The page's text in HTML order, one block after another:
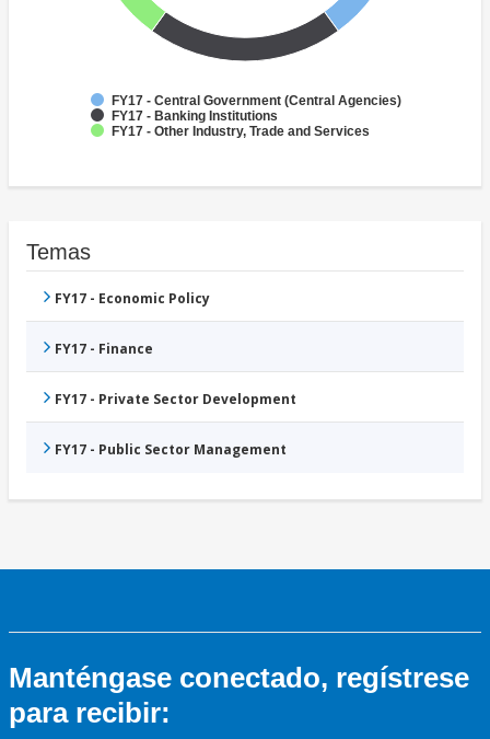
FY17 - Central Government (Central Agencies)
FY17 - Banking Institutions
FY17 - Other Industry, Trade and Services
Temas
FY17 - Economic Policy
FY17 - Finance
FY17 - Private Sector Development
FY17 - Public Sector Management
Manténgase conectado, regístrese
para recibir: